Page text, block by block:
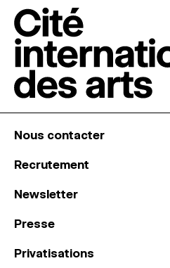
Nous contacter
Recrutement
Newsletter
Presse
Privatisations